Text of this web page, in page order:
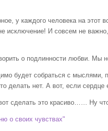
человека на этот
исключение! И совсем не
о подлинности любви. Мы не
собраться с мыслями,
делать нет. А вот, если
это красиво…… Ну что
о своих чувствах"